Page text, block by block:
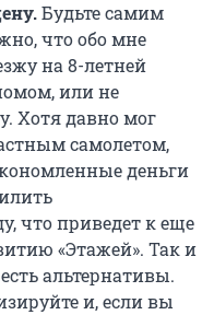
Будьте самим
что обо мне
на 8-летней
или не
Хотя давно мог
самолетом,
деньги
что приведет к еще
«Этажей». Так и
альтернативы.
и, если вы